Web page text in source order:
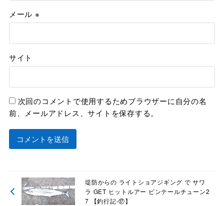
メール ※
サイト
次回のコメントで使用するためブラウザーに自分の名
前、メールアドレス、サイトを保存する。
堤防からの ライトショアジギング で サワ
ラ GET ヒットルアー ピンテールチューン2
7 【釣行記-⑰】